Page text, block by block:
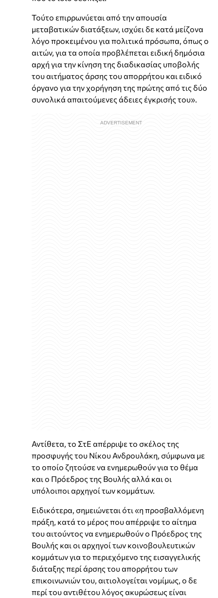
Τούτο επιρρωνύεται από την απουσία
μεταβατικών διατάξεων, ισχύει δε κατά μείζονα
λόγο προκειμένου για πολιτικά πρόσωπα, όπως ο
αιτών, για τα οποία προβλέπεται ειδική δημόσια
αρχή για την κίνηση της διαδικασίας υποβολής
του αιτήματος άρσης του απορρήτου και ειδικό
όργανο για την χορήγηση της πρώτης από τις δύο
συνολικά απαιτούμενες άδειες έγκρισής του».
Αντίθετα, το ΣτΕ απέρριψε το σκέλος της
προσφυγής του Νίκου Ανδρουλάκη, σύμφωνα με
το οποίο ζητούσε να ενημερωθούν για το θέμα
και ο Πρόεδρος της Βουλής αλλά και οι
υπόλοιποι αρχηγοί των κομμάτων.
Ειδικότερα, σημειώνεται ότι «η προσβαλλόμενη
πράξη, κατά το μέρος που απέρριψε το αίτημα
του αιτούντος να ενημερωθούν ο Πρόεδρος της
Βουλής και οι αρχηγοί των κοινοβουλευτικών
κομμάτων για το περιεχόμενο της εισαγγελικής
διάταξης περί άρσης του απορρήτου των
επικοινωνιών του, αιτιολογείται νομίμως, ο δε
περί του αντιθέτου λόγος ακυρώσεως είναι